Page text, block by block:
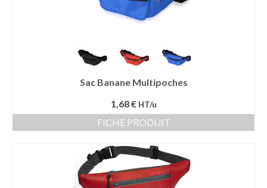
Sac Banane Multipoches
1,68 € HT/u
FICHE PRODUIT